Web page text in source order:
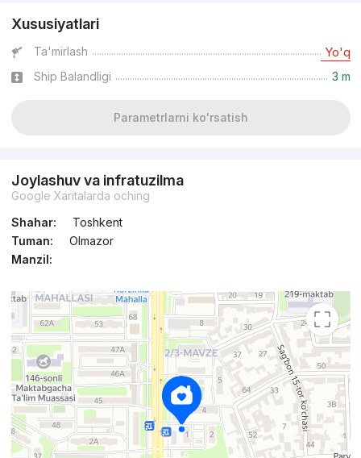
Xususiyatlari
Ta'mirlash Yo'q
Ship Balandligi 3 m
Parametrlarni ko'rsatish
Joylashuv va infratuzilma
Google Xaritalarda oching
Shahar:
Toshkent
Tuman:
Olmazor
Manzil: